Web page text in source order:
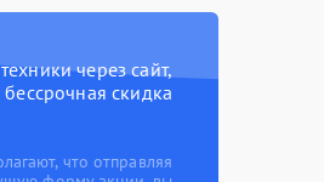
через сайт,
скидка
что отправляя